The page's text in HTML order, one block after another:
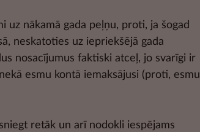
uz nākamā gada peļņu, proti, ja šogad
neskatoties uz iepriekšējā gada
nosacījumus faktiski atceļ, jo svarīgi ir
esmu kontā iemaksājusi (proti, esmu
retāk un arī nodokli iespējams